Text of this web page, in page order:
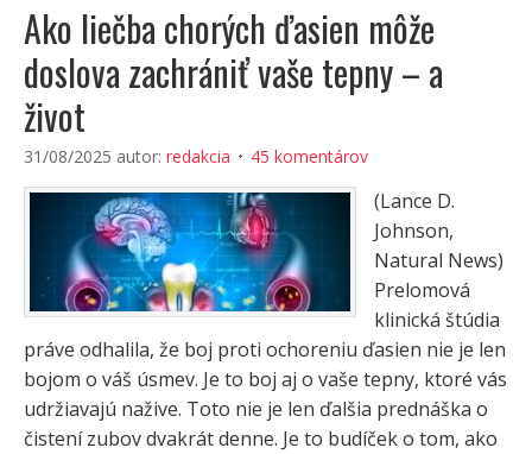
Ako liečba chorých ďasien môže
doslova zachrániť vaše tepny – a
život
31/08/2025 autor: redakcia 45 komentárov
(Lance D.
Johnson,
Natural News)
Prelomová
klinická štúdia
práve odhalila, že boj proti ochoreniu ďasien nie je len
bojom o váš úsmev. Je to boj aj o vaše tepny, ktoré vás
udržiavajú nažive. Toto nie je len ďalšia prednáška o
čistení zubov dvakrát denne. Je to budíček o tom, ako